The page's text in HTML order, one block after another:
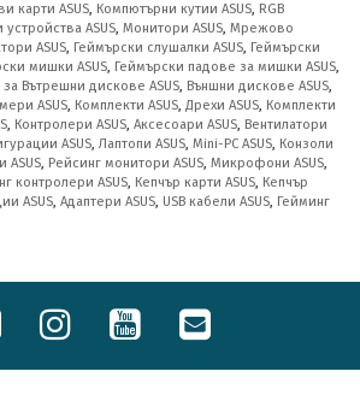
карти ASUS, Компютърни кутии ASUS, RGB
устройства ASUS, Монитори ASUS, Мрежово
ASUS, Геймърски слушалки ASUS, Геймърски
мишки ASUS, Геймърски падове за мишки ASUS,
за Вътрешни дискове ASUS, Външни дискове ASUS,
ASUS, Комплекти ASUS, Дрехи ASUS, Комплекти
, Контролери ASUS, Аксесоари ASUS, Вентилатори
ASUS, Лаптопи ASUS, Mini-PC ASUS, Конзоли
ASUS, Рейсинг монитори ASUS, Микрофони ASUS,
контролери ASUS, Кепчър карти ASUS, Кепчър
ASUS, Адаптери ASUS, USB кабели ASUS, Гейминг